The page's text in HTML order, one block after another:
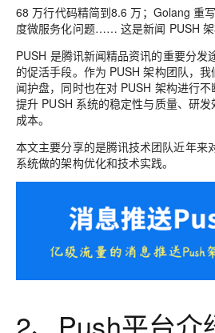
68 万行代码精简到8.6 万；Golang 重
度微服务化问题…… 这是新闻 PUSH 架
PUSH 是腾讯新闻精品资讯的重要分发
的促活手段。作为 PUSH 架构团队，
闻护盘，同时也在对 PUSH 架构进行
提升 PUSH 系统的稳定性与质量、研
成本。
本文主要分享的是腾讯技术团队近年来
系统做的架构优化和技术实践。